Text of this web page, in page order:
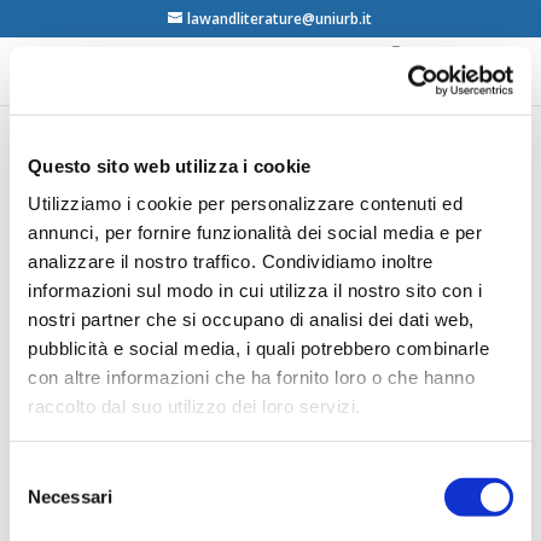
Questo sito web utilizza i cookie
Utilizziamo i cookie per personalizzare contenuti ed
annunci, per fornire funzionalità dei social media e per
analizzare il nostro traffico. Condividiamo inoltre
informazioni sul modo in cui utilizza il nostro sito con i
nostri partner che si occupano di analisi dei dati web,
pubblicità e social media, i quali potrebbero combinarle
con altre informazioni che ha fornito loro o che hanno
raccolto dal suo utilizzo dei loro servizi.
delNecessari
lawandliterature@uniurb.it
and the State in Asia, Palgrave MacMillan, New
York, 2007
contents
Gustavo Zagrebelsky, Il ‘crucifige!’ e la
democrazia, Einaudi, Torino, 2007
Daniele Velo Dalbrenta, Brocardica. Una
contents